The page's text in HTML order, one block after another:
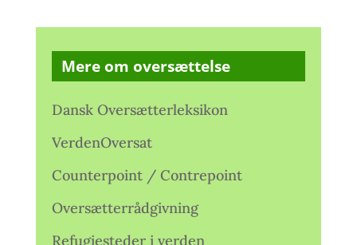
Mere om oversættelse
Dansk Oversætterleksikon
VerdenOversat
Counterpoint / Contrepoint
Oversætterrådgivning
Refugiesteder i verden